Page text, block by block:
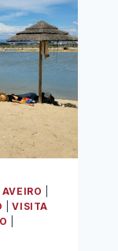
|VISITA